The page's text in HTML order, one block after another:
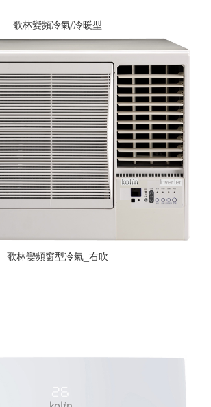
歌林變頻冷氣/冷暖型
歌林變頻窗型冷氣_右吹